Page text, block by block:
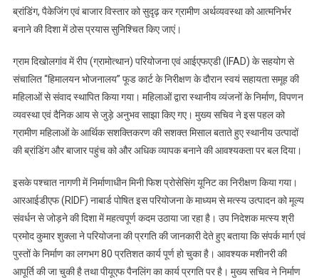
और
स्थानीय
की
ब्रांडिंग
दिया
जोर
ब्रांडिंग, पैकेजिंग एवं बाजार विस्तार को सुदृढ़ कर ग्रामीण अर्थव्यवस्था को आत्मनिर्भर
बनाने की दिशा में ठोस प्रयास सुनिश्चित किए जाएं।
ग्राम दिखोलगांव में रीप (ग्रामोत्थान) परियोजना एवं आईएफएडी (IFAD) के सहयोग से
संचालित “हिमालयन भोजनालय” फूड कार्ट के निरीक्षण के दौरान स्वयं सहायता समूह की
महिलाओं से संवाद स्थापित किया गया। महिलाओं द्वारा स्थानीय व्यंजनों के निर्माण, विपणन
व्यवस्था एवं दैनिक आय से जुड़े अनुभव साझा किए गए। मुख्य सचिव ने इस पहल को
ग्रामीण महिलाओं के आर्थिक सशक्तिकरण की सशक्त मिसाल बताते हुए स्थानीय उत्पादों
की ब्रांडिंग और बाजार पहुंच को और अधिक व्यापक बनाने की आवश्यकता पर बल दिया।
इसके पश्चात नागणी में निर्माणाधीन मिनी फिश प्रोसेसिंग यूनिट का निरीक्षण किया गया।
आरआईडीएफ (RIDF) नाबार्ड पोषित इस परियोजना के माध्यम से मत्स्य उत्पादन को मूल्य
संवर्धन से जोड़ने की दिशा में महत्वपूर्ण कदम उठाया जा रहा है। उप निदेशक मत्स्य श्री
प्रमोद कुमार शुक्ला ने परियोजना की प्रगति की जानकारी देते हुए बताया कि संपर्क मार्ग एवं
पुस्तों के निर्माण का लगभग 80 प्रतिशत कार्य पूर्ण हो चुका है। आवश्यक मशीनरी की
आपूर्ति की जा चुकी है तथा पीयूएफ पैनलिंग का कार्य प्रगति पर है। मुख्य सचिव ने निर्माण